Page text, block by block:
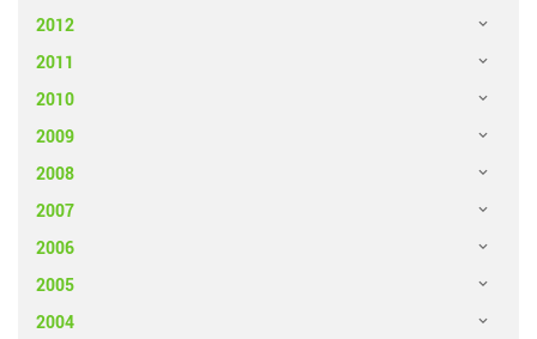
2012
2011
2010
2009
2008
2007
2006
2005
2004